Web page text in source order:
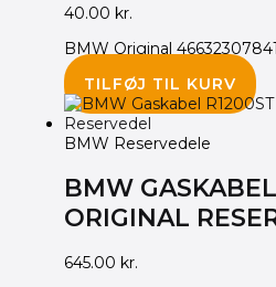
40.00 kr.
BMW Original 46632307841
TILFØJ TIL KURV
BMW Reservedele
BMW
ORIGINAL
645.00 kr.